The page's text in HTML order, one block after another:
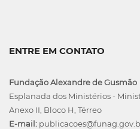
ENTRE EM CONTATO
Fundação Alexandre de Gusmão
Esplanada dos Ministérios -
Anexo II, Bloco H, Térreo
E-mail: